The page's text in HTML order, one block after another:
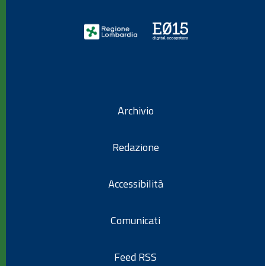
Archivio
Redazione
Accessibilità
Comunicati
Feed RSS